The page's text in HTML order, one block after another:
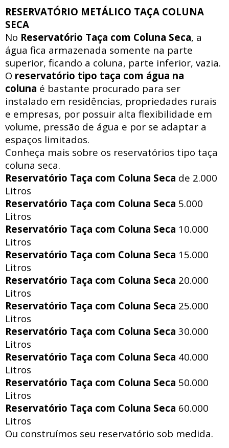
RESERVATÓRIO METÁLICO TAÇA COLUNA
SECA
No Reservatório Taça com Coluna Seca, a
água fica armazenada somente na parte
superior, ficando a coluna, parte inferior, vazia.
O reservatório tipo taça com água na
coluna é bastante procurado para ser
instalado em residências, propriedades rurais
e empresas, por possuir alta flexibilidade em
volume, pressão de água e por se adaptar a
espaços limitados.
Conheça mais sobre os reservatórios tipo taça
coluna seca.
Reservatório Taça com Coluna Seca de 2.000
Litros
Reservatório Taça com Coluna Seca 5.000
Litros
Reservatório Taça com Coluna Seca 10.000
Litros
Reservatório Taça com Coluna Seca 15.000
Litros
Reservatório Taça com Coluna Seca 20.000
Litros
Reservatório Taça com Coluna Seca 25.000
Litros
Reservatório Taça com Coluna Seca 30.000
Litros
Reservatório Taça com Coluna Seca 40.000
Litros
Reservatório Taça com Coluna Seca 50.000
Litros
Reservatório Taça com Coluna Seca 60.000
Litros
Ou construímos seu reservatório sob medida.